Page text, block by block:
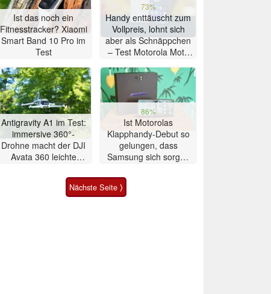
Ist das noch ein
Fitnesstracker? Xiaomi
Smart Band 10 Pro im
Test
73%
Handy enttäuscht zum
Vollpreis, lohnt sich
aber als Schnäppchen
– Test Motorola Moto
Antigravity A1 im Test:
immersive 360°-
Drohne macht der DJI
Avata 360 leichte
86%
Ist Motorolas
Klapphandy-Debut so
gelungen, dass
Samsung sich sorgen
Smartphone im Test
Nächste Seite ⟩